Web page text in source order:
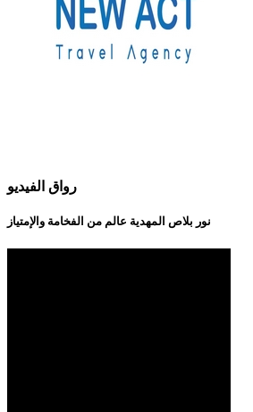
رواق الفيديو
نور بلاص المهدية عالم من الفخامة والإمتياز